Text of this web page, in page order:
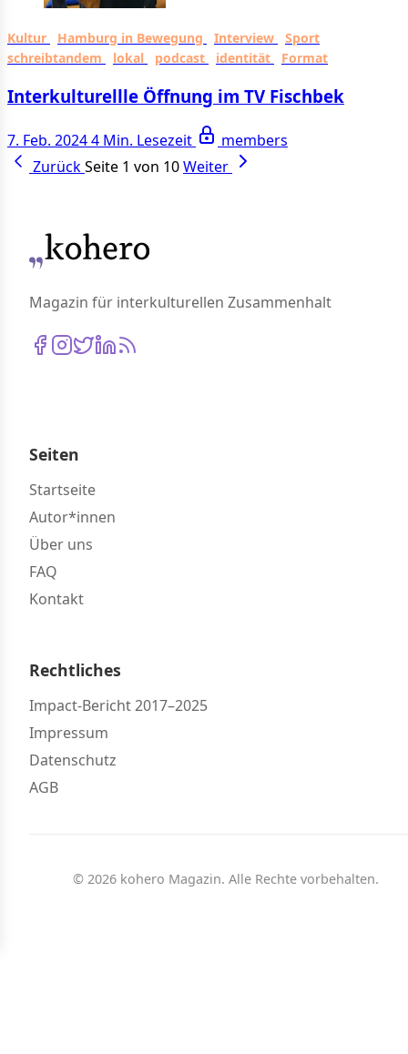
Kultur Hamburg in Bewegung Interview
Sport
schreibtandem
lokal podcast identität Format
Interkulturellle Öffnung im TV Fischbek
7. Feb. 20244 Min. Lesezeit
members
ZurückSeite 1 von 10Weiter
Magazin für interkulturellen Zusammenhalt
Seiten
Startseite
Autor*innen
Über uns
FAQ
Kontakt
Rechtliches
Impact-Bericht 2017–2025
Impressum
Datenschutz
AGB
© 2026 kohero Magazin. Alle Rechte vorbehalten.